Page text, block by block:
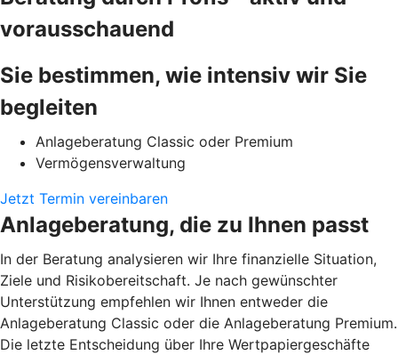
vorausschauend
Sie bestimmen, wie intensiv wir Sie
begleiten
Anlageberatung Classic oder Premium
Vermögensverwaltung
Jetzt Termin vereinbaren
Anlageberatung, die zu Ihnen passt
In der Beratung analysieren wir Ihre finanzielle Situation,
Ziele und Risikobereitschaft. Je nach gewünschter
Unterstützung empfehlen wir Ihnen entweder die
Anlageberatung Classic oder die Anlageberatung Premium.
Die letzte Entscheidung über Ihre Wertpapiergeschäfte